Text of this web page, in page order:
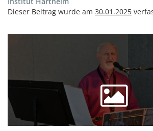
Dieser Beitrag wurde am 30.01.2025